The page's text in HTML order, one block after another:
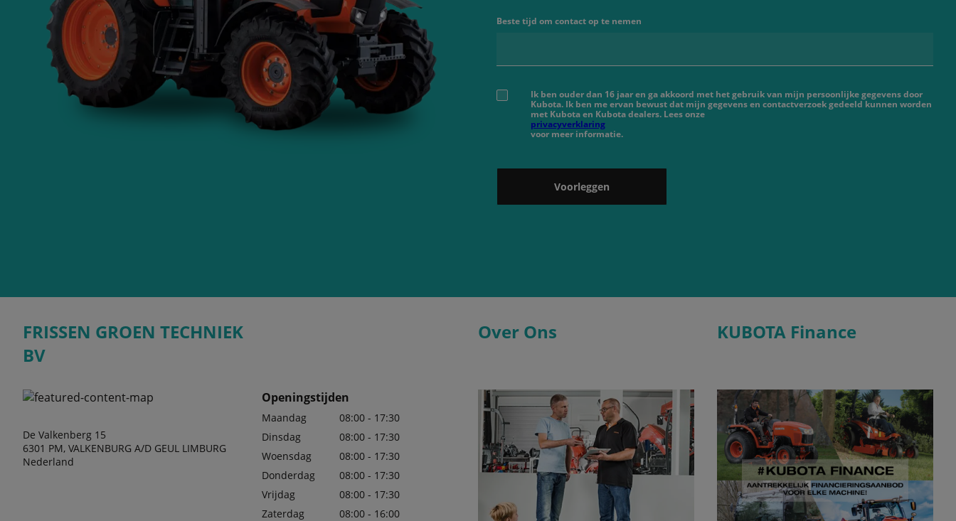
Beste tijd om contact op te nemen
Ik ben ouder dan 16 jaar en ga akkoord met het gebruik van mijn persoonlijke gegevens door
Kubota. Ik ben me ervan bewust dat mijn gegevens en contactverzoek gedeeld kunnen worden
met Kubota en Kubota dealers. Lees onze
privacyverklaring
voor meer informatie.
Voorleggen
FRISSEN GROEN TECHNIEK
BV
De Valkenberg 15
6301 PM, VALKENBURG A/D GEUL LIMBURG
Nederland
Openingstijden
Maandag
08:00 - 17:30
Dinsdag
08:00 - 17:30
Woensdag
08:00 - 17:30
Donderdag
08:00 - 17:30
Vrijdag
08:00 - 17:30
Zaterdag
08:00 - 16:00
Over Ons KUBOTA Finance